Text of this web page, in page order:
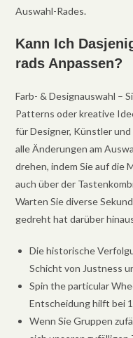
Auswahl-Rades.
Kann Ich
rads Anpassen?
Farb- & Designauswahl –
Patterns oder kreative
für Designer, Künstler
alle Änderungen am
drehen, indem Sie auf die
auch über der
Warten Sie diverse
gedreht hat darüber
Die historische
Schicht von Justness
Spin the particular
Entscheidung hilft bei
Wenn Sie Gruppen